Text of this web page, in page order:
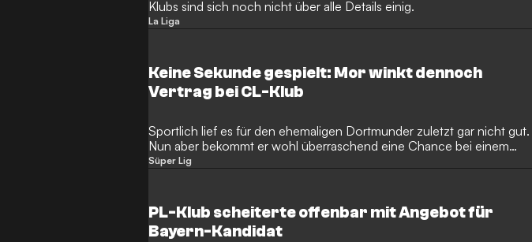
Klubs sind sich noch nicht über alle Details einig.
La Liga
Keine Sekunde gespielt: Mor winkt dennoch
Vertrag bei CL-Klub
Sportlich lief es für den ehemaligen Dortmunder zuletzt gar nicht gut.
Nun aber bekommt er wohl überraschend eine Chance bei einem
CL-Klub.
Süper Lig
PL-Klub scheiterte offenbar mit Angebot für
Bayern-Kandidat